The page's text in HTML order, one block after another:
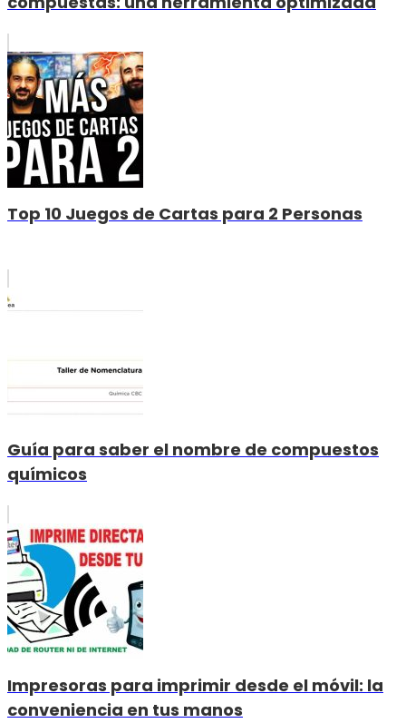
Top 10 Juegos de Cartas para 2 Personas
Guía para saber el nombre de compuestos
químicos
Impresoras para imprimir desde el móvil: la
conveniencia en tus manos